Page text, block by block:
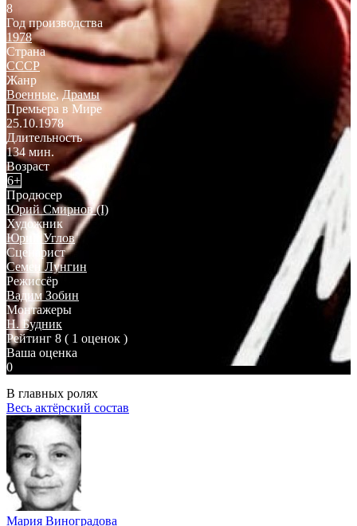
8
Год производства
1978
Страна
СССР
Жанр
Военные,Драмы
Премьера в Мире
25.10.1978
Длительность
134 мин.
Возраст
6+
Продюсер
Юрий Смирнов (I)
Художник
Юрий Углов
Сценарист
Семен Лунгин
Режиссёр
Вадим Зобин
Монтажеры
Н. Будник
Рейтинг 8 ( 1 оценок )
Ваша оценка
0
В главных ролях
Весь актёрский состав
Мария Виноградова